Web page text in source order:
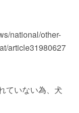
national/other-
article31980627
ていない為、犬